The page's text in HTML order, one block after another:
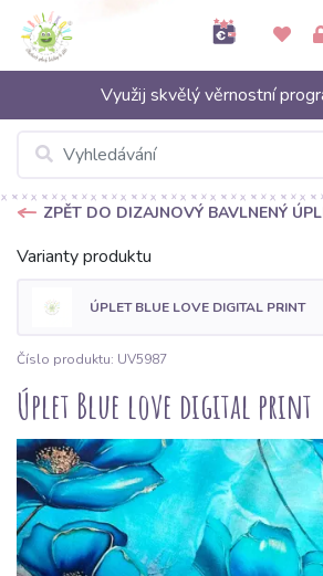
Využij skvělý věrnostní
ZPĚT DO DIZAJNOVÝ BAVLNENÝ
Varianty produktu
ÚPLET BLUE LOVE DIGITAL PRINT
Číslo produktu: UV5987
Úplet Blue love digital print